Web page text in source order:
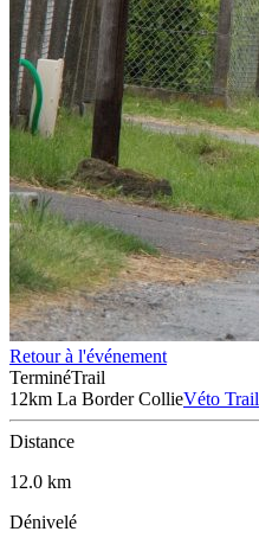
Retour à l'événement
TerminéTrail
12km La Border CollieVéto Trail
Distance
12.0 km
Dénivelé